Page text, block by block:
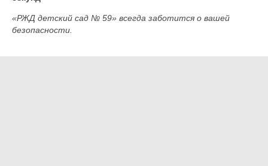
«РЖД детский сад № 59» всегда заботится о вашей
безопасности.